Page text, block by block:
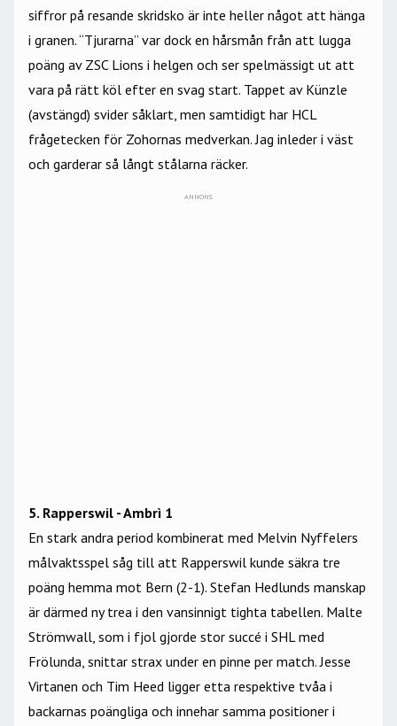
siffror på resande skridsko är inte heller något att hänga
i granen. “Tjurarna” var dock en hårsmån från att lugga
poäng av ZSC Lions i helgen och ser spelmässigt ut att
vara på rätt köl efter en svag start. Tappet av Künzle
(avstängd) svider såklart, men samtidigt har HCL
frågetecken för Zohornas medverkan. Jag inleder i väst
och garderar så långt stålarna räcker.
ANNONS
5. Rapperswil - Ambrì 1
En stark andra period kombinerat med Melvin Nyffelers
målvaktsspel såg till att Rapperswil kunde säkra tre
poäng hemma mot Bern (2-1). Stefan Hedlunds manskap
är därmed ny trea i den vansinnigt tighta tabellen. Malte
Strömwall, som i fjol gjorde stor succé i SHL med
Frölunda, snittar strax under en pinne per match. Jesse
Virtanen och Tim Heed ligger etta respektive tvåa i
backarnas poängliga och innehar samma positioner i